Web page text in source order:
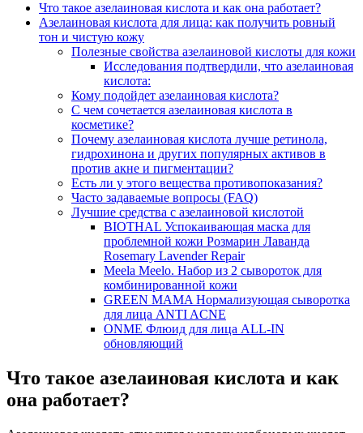
Что такое азелаиновая кислота и как она работает?
Азелаиновая кислота для лица: как получить ровный
тон и чистую кожу
Полезные свойства азелаиновой кислоты для кожи
Исследования подтвердили, что азелаиновая
кислота:
Кому подойдет азелаиновая кислота?
С чем сочетается азелаиновая кислота в
косметике?
Почему азелаиновая кислота лучше ретинола,
гидрохинона и других популярных активов в
против акне и пигментации?
Есть ли у этого вещества противопоказания?
Часто задаваемые вопросы (FAQ)
Лучшие средства с азелаиновой кислотой
BIOTHAL Успокаивающая маска для
проблемной кожи Розмарин Лаванда
Rosemary Lavender Repair
Meela Meelo. Набор из 2 сывороток для
комбинированной кожи
GREEN MAMA Нормализующая сыворотка
для лица ANTI ACNE
ONME Флюид для лица ALL-IN
обновляющий
Что такое азелаиновая кислота и как
она работает?